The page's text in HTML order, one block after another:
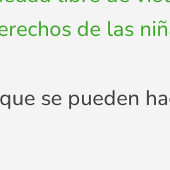
de las
se pueden